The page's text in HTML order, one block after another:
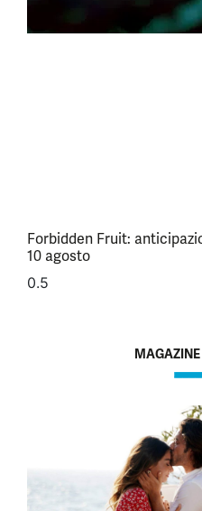
Forbidden Fruit:
10 agosto
MAGAZINE